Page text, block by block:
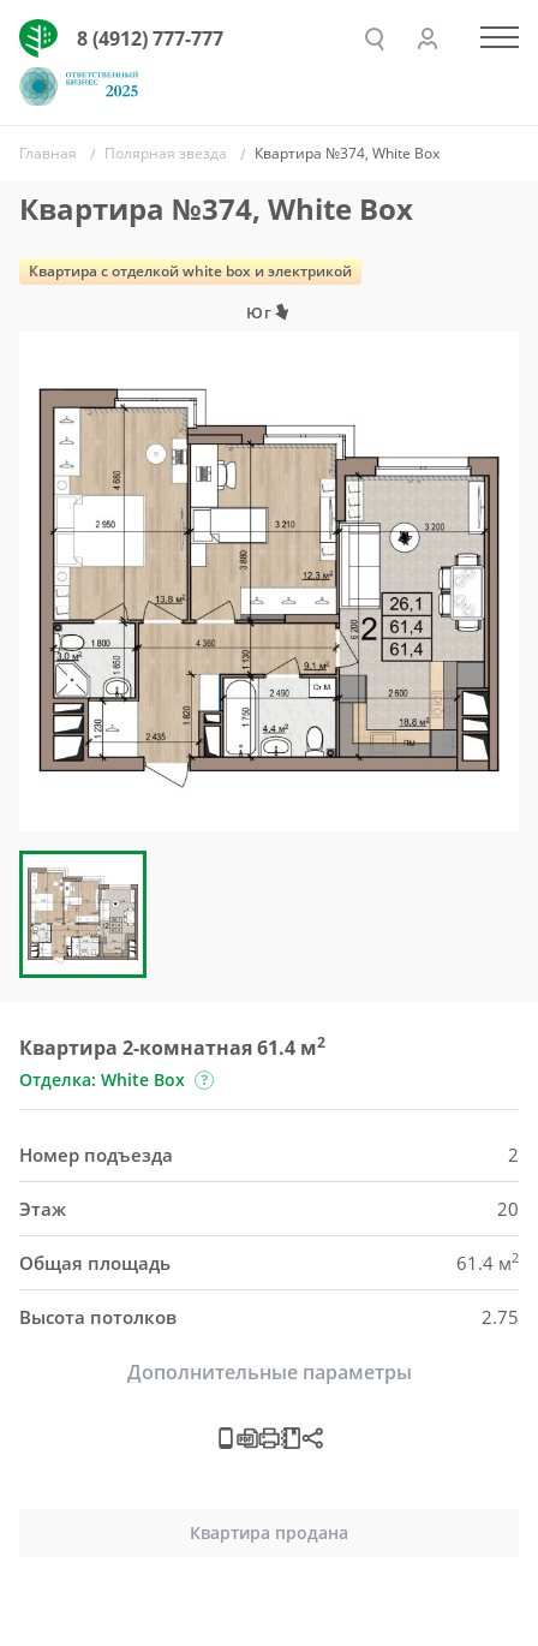
8 (4912) 777-777
Главная Полярная звезда Квартира №374, White Box
Квартира №374, White Box
Квартира c отделкой white box и электрикой
Юг
Квартира 2-комнатная 61.4 м2
Отделка: White Box
Номер подъезда 2
Этаж 20
Общая площадь 61.4 м2
Высота потолков 2.75
Дополнительные параметры
Квартира продана